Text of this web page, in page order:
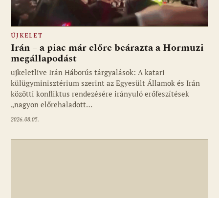
Fotó: ujkelet.live
ÚJKELET
Irán – a piac már előre beárazta a Hormuzi
megállapodást
ujkeletlive Irán Háborús tárgyalások: A katari
külügyminisztérium szerint az Egyesült Államok és Irán
közötti konfliktus rendezésére irányuló erőfeszítések
„nagyon előrehaladott…
2026.08.05.